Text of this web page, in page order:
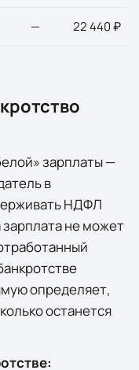
— 22 440 ₽
зарплаты —
в
НДФЛ
зарплата не может
определяет,
останется